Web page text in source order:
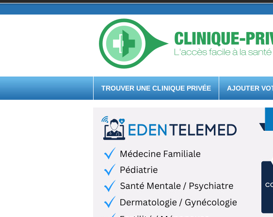
TROUVER UNE CLINIQUE PRIVÉE AJOUTER